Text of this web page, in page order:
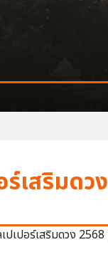
ร์เสริมดวง